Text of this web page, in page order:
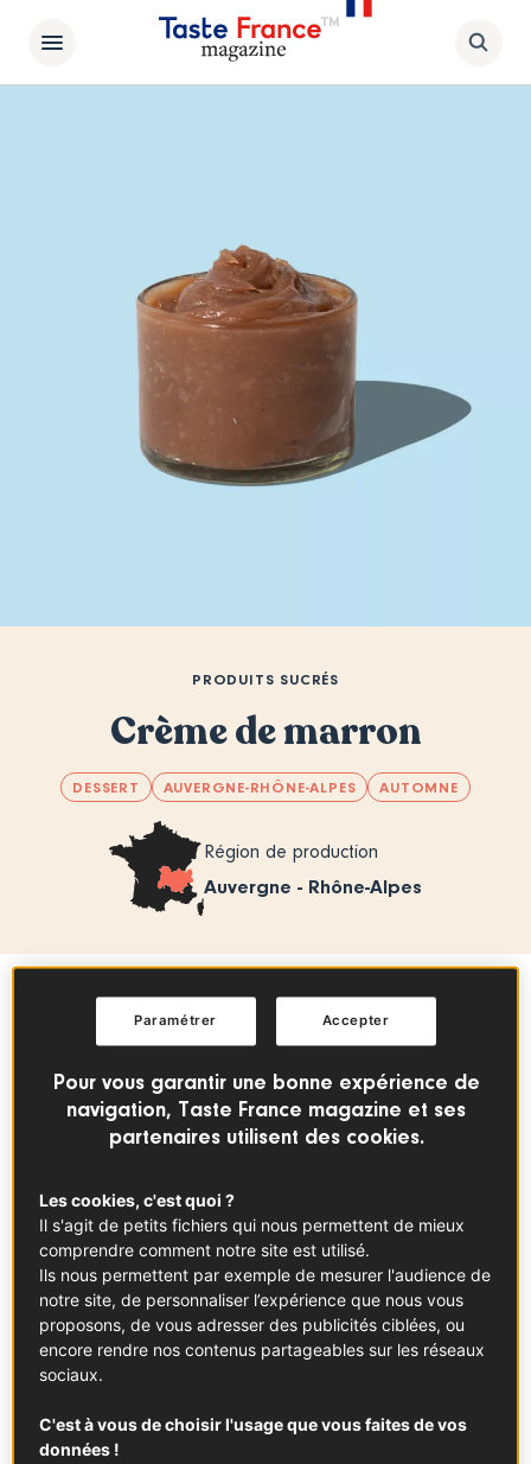
PRODUITS SUCRÉS
Crème de marron
DESSERT AUVERGNE-RHÔNE-ALPES AUTOMNE
Région de production
Auvergne - Rhône-Alpes
La crème de marrons n’a qu’un peu plus de
cent ans, mais elle est devenue un produit
l’histoire d’amour d’une région et d’une
culture.
Ce qu'il faut savoir
La crème de marrons a été inventée en Ardèche,
en 1885, par un industriel qui cherchait à utiliser les
marrons glacés. Elle est produite à base
Pour vous garantir une bonne expérience de
navigation, Taste France magazine et ses
partenaires utilisent des cookies.
Les cookies, c'est quoi ?
Il s'agit de petits fichiers qui nous permettent de mieux
comprendre comment notre site est utilisé.
Ils nous permettent par exemple de mesurer l'audience de
notre site, de personnaliser l’expérience que nous vous
proposons, de vous adresser des publicités ciblées, ou
encore rendre nos contenus partageables sur les réseaux
sociaux.
C'est à vous de choisir l'usage que vous faites de vos
données !
Accepter
Paramétrer